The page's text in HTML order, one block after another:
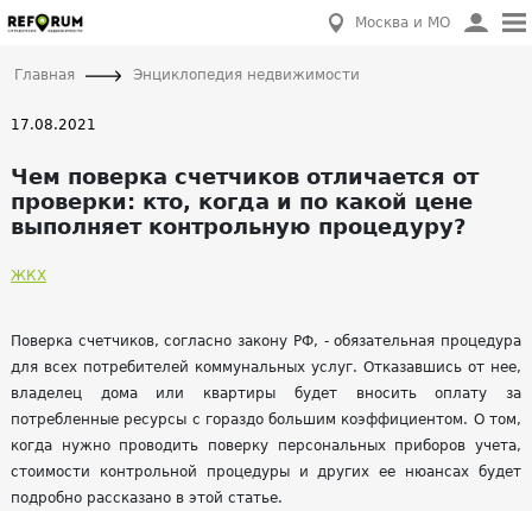
Москва и МО
Главная Энциклопедия недвижимости
17.08.2021
Чем поверка счетчиков отличается от
проверки: кто, когда и по какой цене
выполняет контрольную процедуру?
ЖКХ
Поверка счетчиков, согласно закону РФ, - обязательная процедура
для всех потребителей коммунальных услуг. Отказавшись от нее,
владелец дома или квартиры будет вносить оплату за
потребленные ресурсы с гораздо большим коэффициентом. О том,
когда нужно проводить поверку персональных приборов учета,
стоимости контрольной процедуры и других ее нюансах будет
подробно рассказано в этой статье.